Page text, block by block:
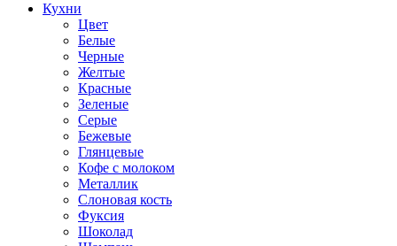
Кухни
Цвет
Белые
Черные
Желтые
Красные
Зеленые
Серые
Бежевые
Глянцевые
Кофе с молоком
Металлик
Слоновая кость
Фуксия
Шоколад